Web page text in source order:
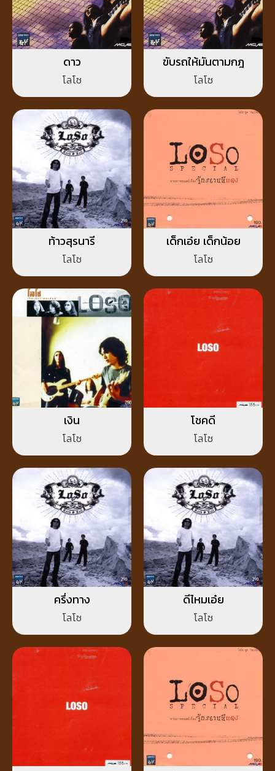
ดาว
โลโซ
ขับรถให้มันตามกฎ
โลโซ
ท้าวสุรนารี
โลโซ
เด็กเอ๋ย เด็กน้อย
โลโซ
เงิน
โลโซ
โชคดี
โลโซ
ครึ่งทาง
โลโซ
ดีไหมเอ๋ย
โลโซ